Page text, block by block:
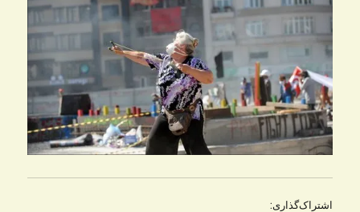
اشتراک‌گذاری: